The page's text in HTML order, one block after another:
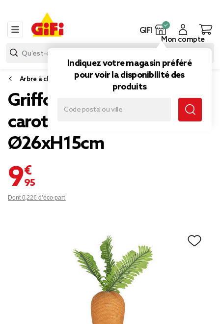
GIFI
Indiquez votre magasin préféré
pour voir la disponibilité des
produits
Mon compte
Arbre à chat et griffoir
Griffoir pour chat forme
carotte en bois et jute
Ø26xH15cm
9,95 €
Dont 0,22€ d’éco-part